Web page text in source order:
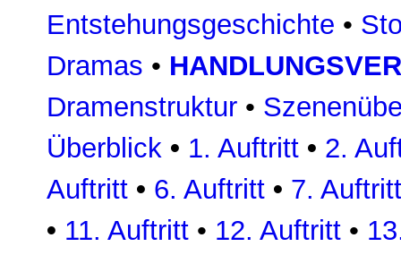
Entstehungsgeschichte •
Dramas •
Dramenstruktur •
Überblick • 1. Auftritt • 2.
Auftritt • 6. Auftritt • 7. Auftritt
• 11. Auftritt • 12. Auftritt •